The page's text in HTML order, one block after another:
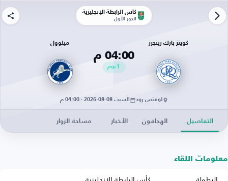
كأس الرابطة الإنجليزية
الدور الأول
كوينز بارك رينجرز
04:00 م
1 يوم
ميلوول
لوفتس رود السبت 08-08-2026 · 04:00 م
التفاصيل الهدافون الأخبار مساحة الزوار
معلومات اللقاء